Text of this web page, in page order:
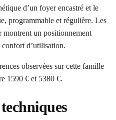
d’un foyer encastré et le
programmable et régulière. Les
montrent un positionnement
d’utilisation.
observées sur cette famille
1590 € et 5380 €.